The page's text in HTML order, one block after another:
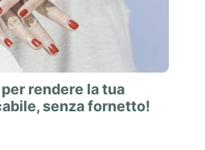
rendere la tua
senza fornetto!